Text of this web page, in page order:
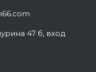
47 б, вход